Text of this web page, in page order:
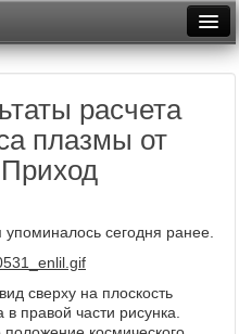
расчета
плазмы от
упоминалось сегодня ранее.
сверху на плоскость
правой части рисунка.